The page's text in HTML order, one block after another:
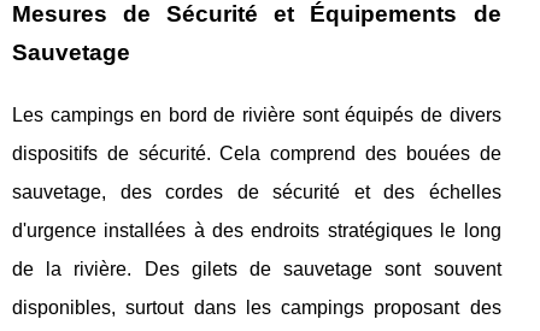
Mesures de Sécurité et Équipements de
Sauvetage
Les campings en bord de rivière sont équipés de divers
dispositifs de sécurité. Cela comprend des bouées de
sauvetage, des cordes de sécurité et des échelles
d'urgence installées à des endroits stratégiques le long
de la rivière. Des gilets de sauvetage sont souvent
disponibles, surtout dans les campings proposant des